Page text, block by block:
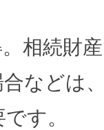
相続財
などは
す。